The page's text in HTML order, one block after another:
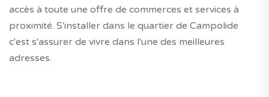
accès à toute une offre de commerces et services à
proximité. S'installer dans le quartier de Campolide
c'est s'assurer de vivre dans l'une des meilleures
adresses.